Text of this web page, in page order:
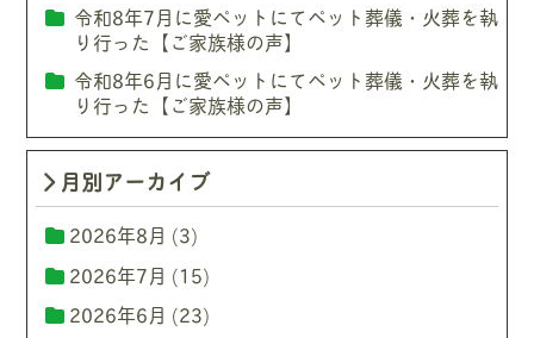
令和8年7月に愛ペットにてペット葬儀・火葬を執
り行った【ご家族様の声】
令和8年6月に愛ペットにてペット葬儀・火葬を執
り行った【ご家族様の声】
月別アーカイブ
2026年8月 (3)
2026年7月 (15)
2026年6月 (23)